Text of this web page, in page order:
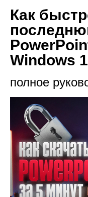
Как
Windows
полное